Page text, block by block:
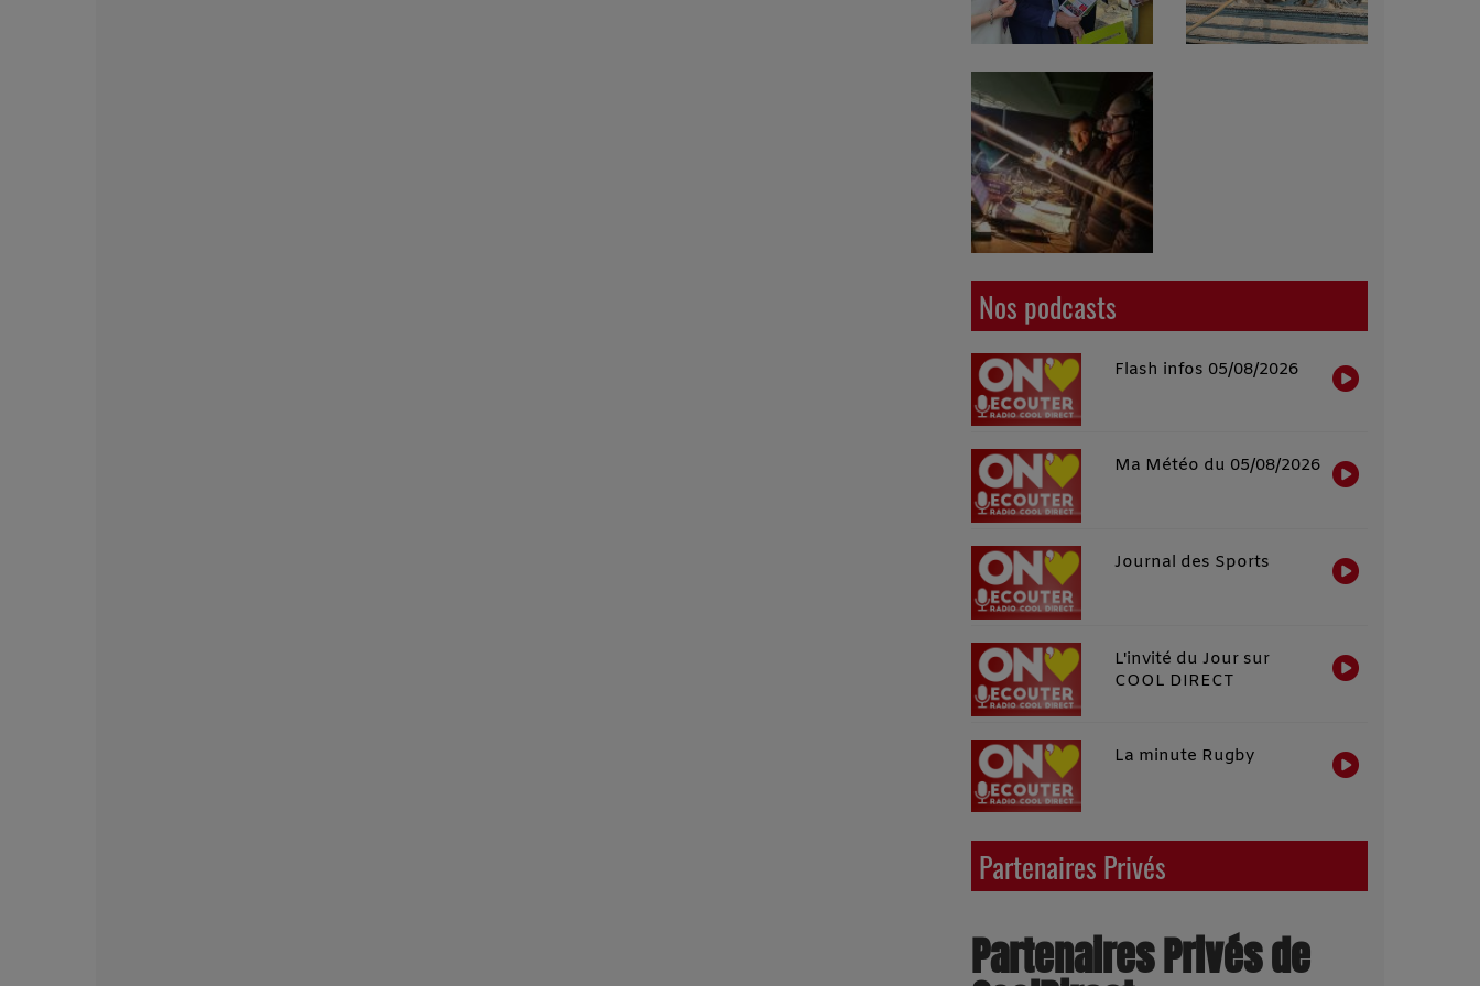
Nos podcasts
Flash infos 05/08/2026
Ma Météo du 05/08/2026
Journal des Sports
L'invité du Jour sur
COOL DIRECT
La minute Rugby
Partenaires Privés
Partenaires Privés de